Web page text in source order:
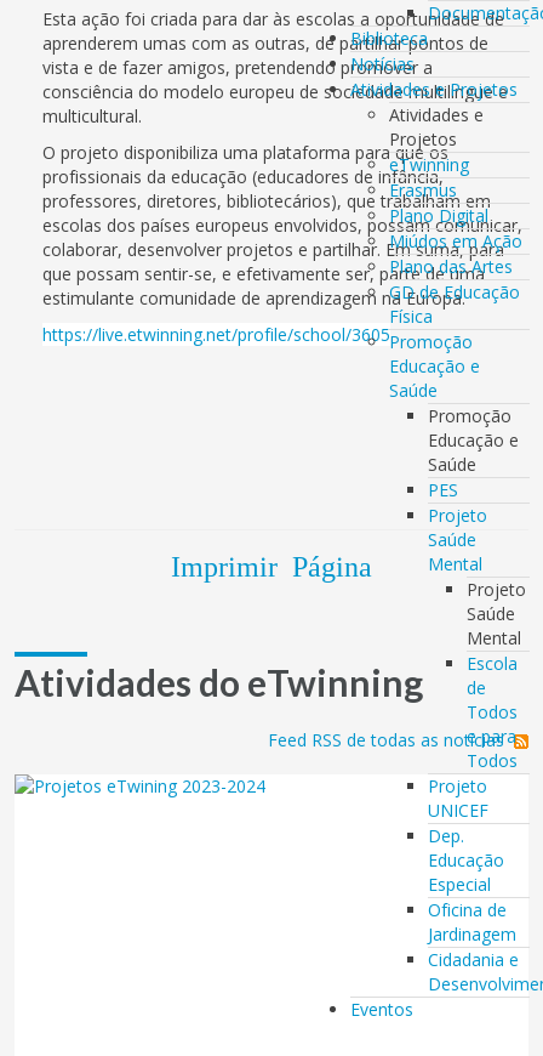
Biblioteca
Notícias
Atividades e Projetos
Atividades e
Projetos
eTwinning
Erasmus
Plano Digital
Miúdos em Ação
Plano das Artes
GD de Educação
Física
Promoção
Educação e
Saúde
Promoção
Educação e
Saúde
PES
Projeto
Saúde
Mental
Projeto
Saúde
Mental
Escola
de
Todos
e para
Todos
Projeto
UNICEF
Dep.
Educação
Especial
Oficina de
Jardinagem
Cidadania e
Eventos
Esta ação foi criada para dar às escolas a oportunidade de
aprenderem umas com as outras, de partilhar pontos de
vista e de fazer amigos, pretendendo promover a
consciência do modelo europeu de sociedade multilingue e
multicultural.
O projeto disponibiliza uma plataforma para que os
profissionais da educação (educadores de infância,
professores, diretores, bibliotecários), que trabalham em
escolas dos países europeus envolvidos, possam comunicar,
colaborar, desenvolver projetos e partilhar. Em suma, para
que possam sentir-se, e efetivamente ser, parte de uma
estimulante comunidade de aprendizagem na Europa.
https://live.etwinning.net/profile/school/3605
Imprimir Página
Atividades do eTwinning
Feed RSS de todas as notícias